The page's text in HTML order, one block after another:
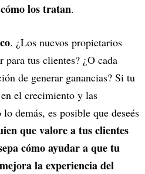
los tratan.
. ¿Los nuevos propietarios
tus clientes? ¿O cada
de generar ganancias? Si tu
el crecimiento y las
demás, es posible que deseés
que valore a tus clientes
cómo ayudar a que tu
la experiencia del